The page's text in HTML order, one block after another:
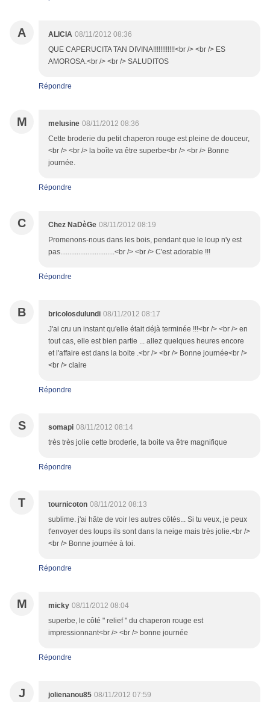
A ALICIA 08/11/2012 08:36
QUE CAPERUCITA TAN DIVINA!!!!!!!!!!!!<br /> <br /> ES
AMOROSA.<br /> <br /> SALUDITOS
Répondre
M melusine 08/11/2012 08:36
Cette broderie du petit chaperon rouge est pleine de douceur,
<br /> <br /> la boîte va être superbe<br /> <br /> Bonne
journée.
Répondre
C Chez NaDèGe 08/11/2012 08:19
Promenons-nous dans les bois, pendant que le loup n'y est
pas..............................<br /> <br /> C'est adorable !!!
Répondre
B bricolosdulundi 08/11/2012 08:17
J'ai cru un instant qu'elle était déjà terminée !!!<br /> <br /> en
tout cas, elle est bien partie ... allez quelques heures encore
et l'affaire est dans la boite .<br /> <br /> Bonne journée<br />
<br /> claire
Répondre
S somapi 08/11/2012 08:14
très très jolie cette broderie, ta boite va être magnifique
Répondre
T tournicoton 08/11/2012 08:13
sublime. j'ai hâte de voir les autres côtés... Si tu veux, je peux
t'envoyer des loups ils sont dans la neige mais très jolie.<br />
<br /> Bonne journée à toi.
Répondre
M micky 08/11/2012 08:04
superbe, le côté " relief " du chaperon rouge est
impressionnant<br /> <br /> bonne journée
Répondre
J jolienanou85 08/11/2012 07:59